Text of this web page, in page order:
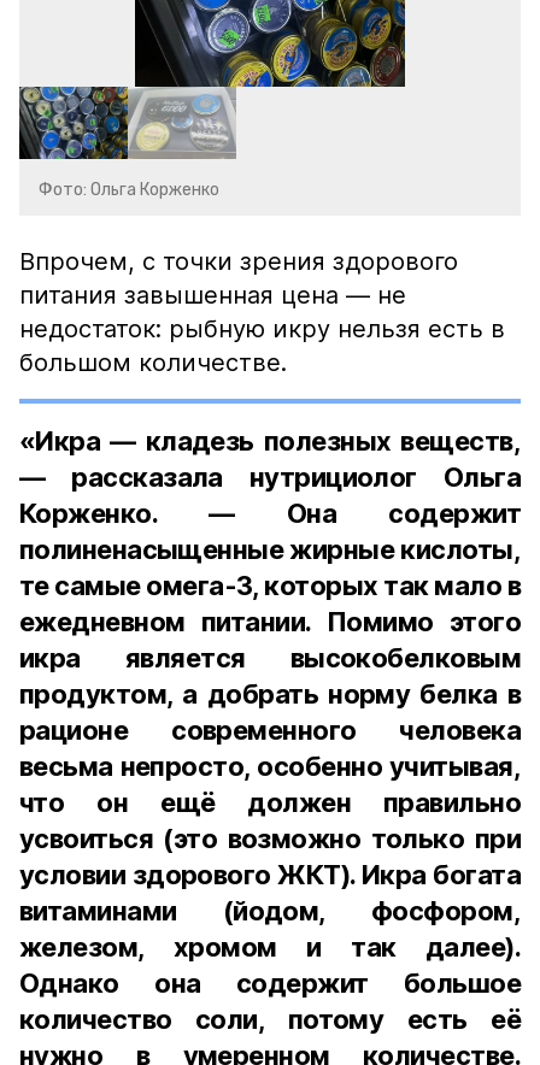
Фото: Ольга Корженко
Впрочем, с точки зрения здорового
питания завышенная цена — не
недостаток: рыбную икру нельзя есть в
большом количестве.
«Икра — кладезь полезных веществ,
— рассказала нутрициолог Ольга
Корженко. — Она содержит
полиненасыщенные жирные кислоты,
те самые омега-3, которых так мало в
ежедневном питании. Помимо этого
икра является высокобелковым
продуктом, а добрать норму белка в
рационе современного человека
весьма непросто, особенно учитывая,
что он ещё должен правильно
усвоиться (это возможно только при
условии здорового ЖКТ). Икра богата
витаминами (йодом, фосфором,
железом, хромом и так далее).
Однако она содержит большое
количество соли, потому есть её
нужно в умеренном количестве.